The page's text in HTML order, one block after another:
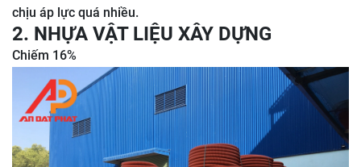
chịu áp lực quá nhiều.
2. NHỰA VẬT LIỆU XÂY DỰNG
Chiếm 16%